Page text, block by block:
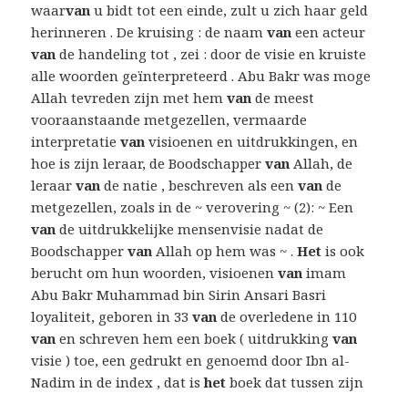
waarvan u bidt tot een einde, zult u zich haar geld
herinneren . De kruising : de naamvan een acteur
van de handeling tot , zei : door de visie en kruiste
alle woorden geïnterpreteerd . Abu Bakr was moge
Allah tevreden zijn met hemvan de meest
vooraanstaande metgezellen, vermaarde
interpretatievan visioenen en uitdrukkingen, en
hoe is zijn leraar, de Boodschappervan Allah, de
leraarvan de natie , beschreven als eenvan de
metgezellen, zoals in de ~ verovering ~ (2): ~ Een
van de uitdrukkelijke mensenvisie nadat de
Boodschappervan Allah op hem was ~ .Het is ook
berucht om hun woorden, visioenenvan imam
Abu Bakr Muhammad bin Sirin Ansari Basri
loyaliteit, geboren in 33van de overledene in 110
van en schreven hem een boek ( uitdrukkingvan
visie ) toe, een gedrukt en genoemd door Ibn al-
Nadim in de index , dat ishet boek dat tussen zijn